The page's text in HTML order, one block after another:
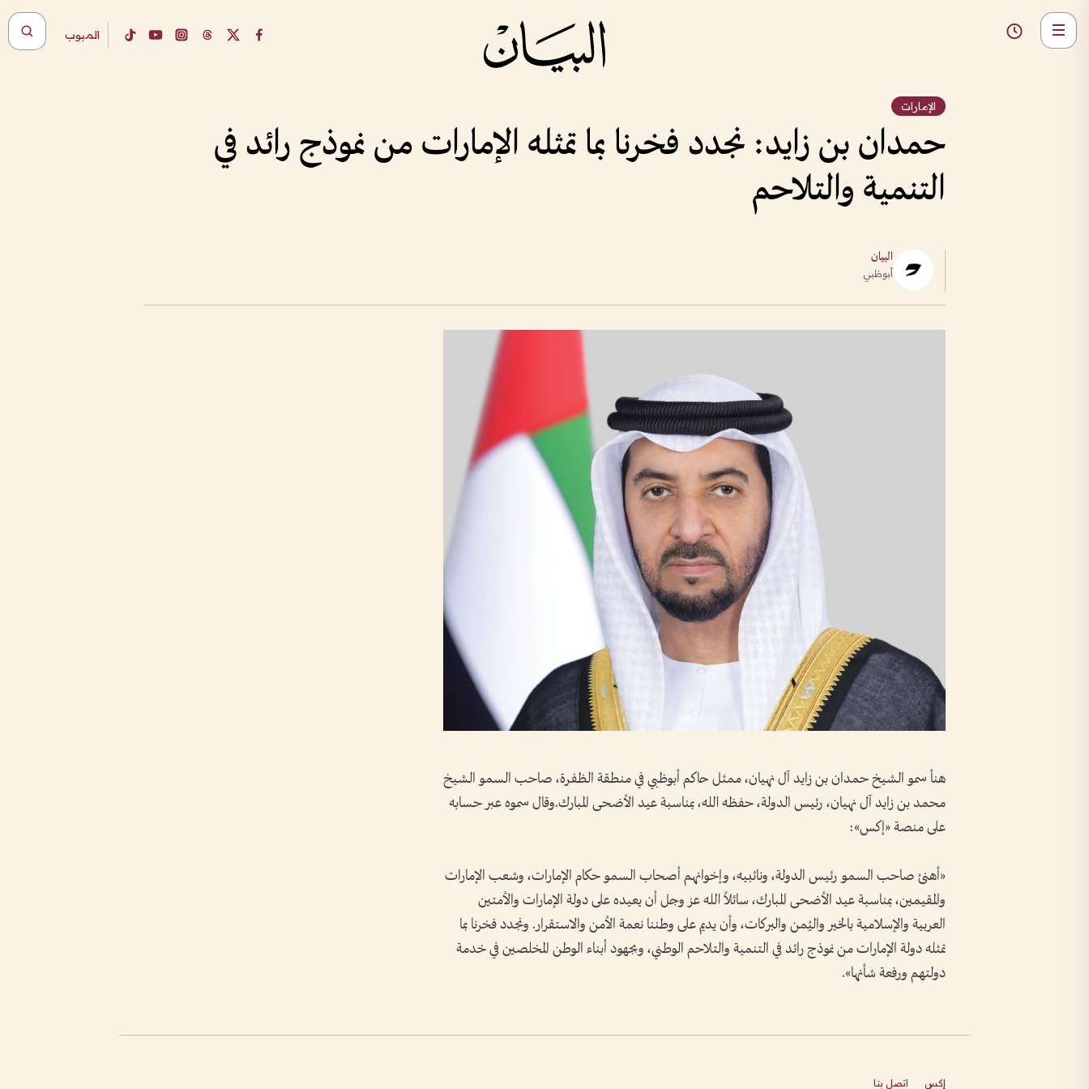
المبوب
الإمارات
حمدان بن زايد: نجدد فخرنا بما تمثله الإمارات من نموذج رائد في
التنمية والتلاحم
البيان
أبوظبي
هنأ سمو الشيخ حمدان بن زايد آل نهيان، ممثل حاكم أبوظبي في منطقة الظفرة، صاحب السمو الشيخ
محمد بن زايد آل نهيان، رئيس الدولة، حفظه الله، بمناسبة عيد الأضحى المبارك.وقال سموه عبر حسابه
على منصة «إكس»:
«أهنئ صاحب السمو رئيس الدولة، ونائبيه، وإخوانهم أصحاب السمو حكام الإمارات، وشعب الإمارات
والمقيمين، بمناسبة عيد الأضحى المبارك، سائلاً الله عز وجل أن يعيده على دولة الإمارات والأمتين
العربية والإسلامية بالخير واليُمن والبركات، وأن يديم على وطننا نعمة الأمن والاستقرار. ونجدد فخرنا بما
تمثله دولة الإمارات من نموذج رائد في التنمية والتلاحم الوطني، وبجهود أبناء الوطن المخلصين في خدمة
دولتهم ورفعة شأنها».
إكس اتصل بنا